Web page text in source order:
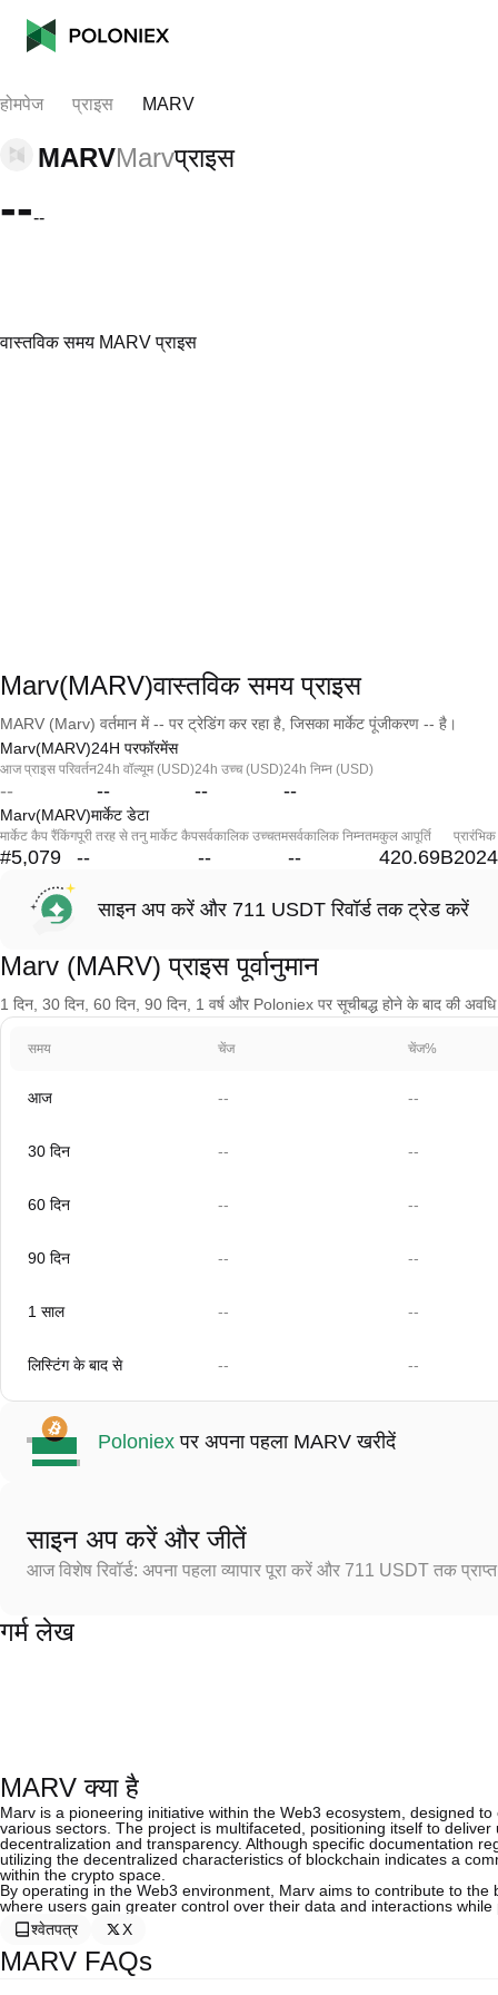
होमपेज प्राइस MARV
MARVMarvप्राइस
----
वास्तविक समय MARV प्राइस
Marv(MARV)वास्तविक समय प्राइस
MARV (Marv) वर्तमान में -- पर ट्रेडिंग कर रहा है, जिसका मार्केट पूंजीकरण -- है।
Marv(MARV)24H परफॉरमेंस
आज प्राइस परिवर्तन
--
24h वॉल्यूम (USD)
--
24h उच्च (USD)
--
24h निम्न (USD)
--
Marv(MARV)मार्केट डेटा
मार्केट कैप रैंकिंग
#5,079
पूरी तरह से तनु मार्केट कैप
--
सर्वकालिक उच्चतम
--
सर्वकालिक निम्नतम
--
कुल आपूर्ति
420.69B
प्रारंभिक
साइन अप करें और 711 USDT रिवॉर्ड तक ट्रेड करें
Marv (MARV) प्राइस पूर्वानुमान
1 दिन, 30 दिन, 60 दिन, 90 दिन, 1 वर्ष और Poloniex पर सूचीबद्ध होने के बाद की
समय चेंज चेंज%
आज -- --
30 दिन -- --
60 दिन -- --
90 दिन -- --
1 साल -- --
लिस्टिंग के बाद से -- --
Poloniex पर अपना पहला MARV खरीदें
साइन अप करें और जीतें
आज विशेष रिवॉर्ड: अपना पहला व्यापार पूरा करें और 711 USDT तक
गर्म लेख
MARV क्या है
Marv is a pioneering initiative within the Web3 ecosystem, designed
various sectors. The project is multifaceted, positioning itself to
decentralization and transparency. Although specific documentation
utilizing the decentralized characteristics of blockchain indicates a
within the crypto space.
By operating in the Web3 environment, Marv aims to contribute to
where users gain greater control over their data and interactions
श्वेतपत्र
X
MARV FAQs